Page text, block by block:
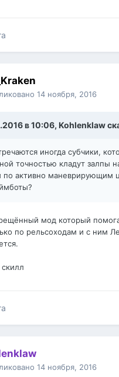
14 ноября, 2016
в 10:06, Kohlenklaw
иногда субчики,
точностью кладут залпы
по активно маневрирующим
мод который
по рельсоходам и с ним
14 ноября, 2016